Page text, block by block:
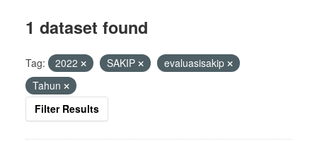
1 dataset found
Tag: 2022 SAKIP
evaluasisakip
Tahun
Filter Results